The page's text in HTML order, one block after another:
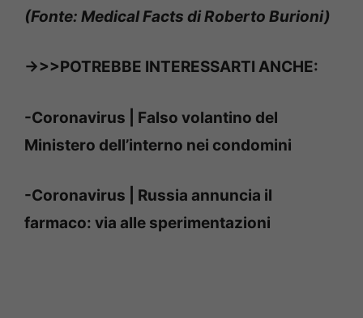
(Fonte: Medical Facts di Roberto Burioni)
->>>POTREBBE INTERESSARTI ANCHE:
-Coronavirus | Falso volantino del
Ministero dell’interno nei condomini
-Coronavirus | Russia annuncia il
farmaco: via alle sperimentazioni